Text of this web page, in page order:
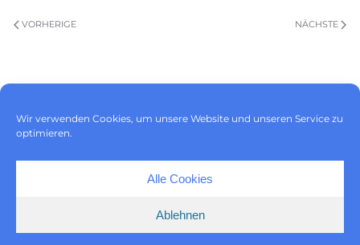
Wir verwenden Cookies, um unsere Website und unseren Service zu
optimieren.
Alle Cookies
Ablehnen
VORHERIGE NÄCHSTE
Cookie-Richtlinie (EU)